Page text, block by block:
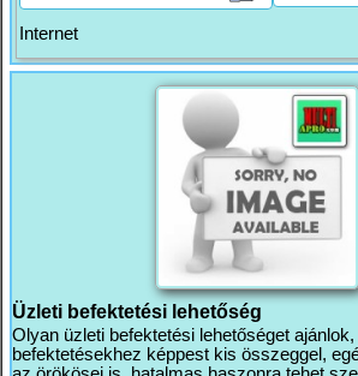
Internet
Üzleti befektetési lehetőség
Olyan üzleti befektetési lehetőséget
befektetésekhez képpest kis összeggel,